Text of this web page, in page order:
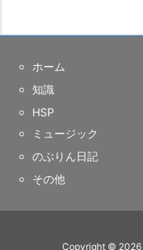
ホーム
知識
HSP
ミュージック
のぶりん日記
その他
Copyright © 2026